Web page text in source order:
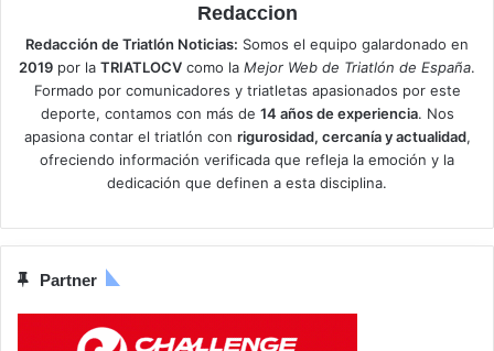
Redaccion
Redacción de Triatlón Noticias: Somos el equipo galardonado en
2019 por la TRIATLOCV como la Mejor Web de Triatlón de España.
Formado por comunicadores y triatletas apasionados por este
deporte, contamos con más de 14 años de experiencia. Nos
apasiona contar el triatlón con rigurosidad, cercanía y actualidad,
ofreciendo información verificada que refleja la emoción y la
dedicación que definen a esta disciplina.
Partner